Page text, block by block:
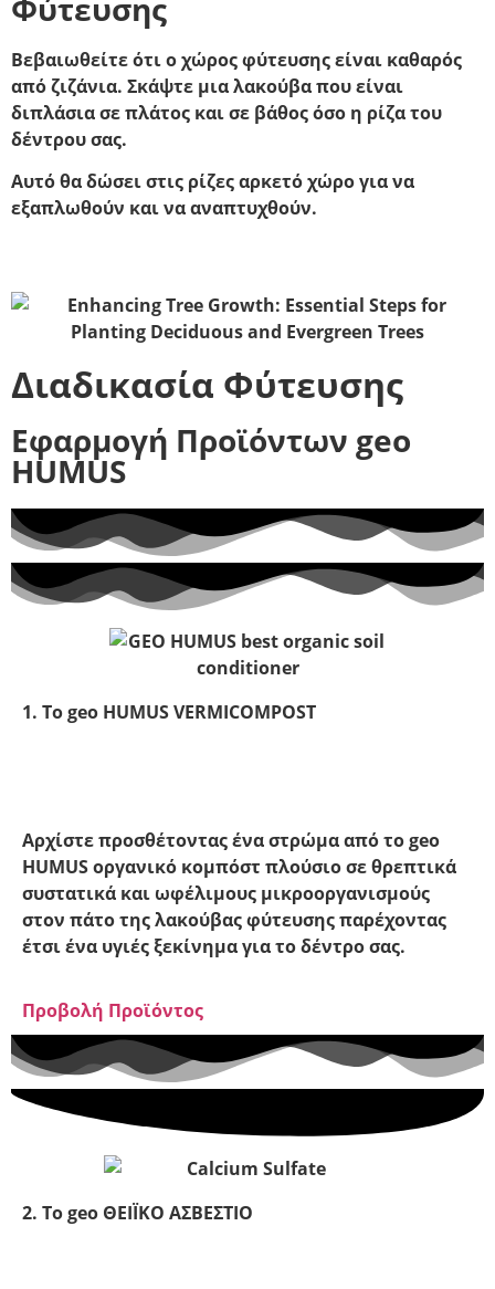
Φύτευσης
Βεβαιωθείτε ότι ο χώρος φύτευσης είναι καθαρός
από ζιζάνια. Σκάψτε μια λακούβα που είναι
διπλάσια σε πλάτος και σε βάθος όσο η ρίζα του
δέντρου σας.
Αυτό θα δώσει στις ρίζες αρκετό χώρο για να
εξαπλωθούν και να αναπτυχθούν.
Διαδικασία Φύτευσης
Εφαρμογή Προϊόντων geo
HUMUS
1. To geo HUMUS VERMICOMPOST
Αρχίστε προσθέτοντας ένα στρώμα από το geo
HUMUS οργανικό κομπόστ πλούσιο σε θρεπτικά
συστατικά και ωφέλιμους μικροοργανισμούς
στον πάτο της λακούβας φύτευσης παρέχοντας
έτσι ένα υγιές ξεκίνημα για το δέντρο σας.
Προβολή Προϊόντος
2. Το geo ΘΕΙΪΚΟ ΑΣΒΕΣΤΙΟ